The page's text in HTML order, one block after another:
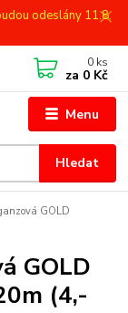
odeslány 11.8.
Menu
Hledat
0 ks
za 0 Kč
GOLD
GOLD
(4,-